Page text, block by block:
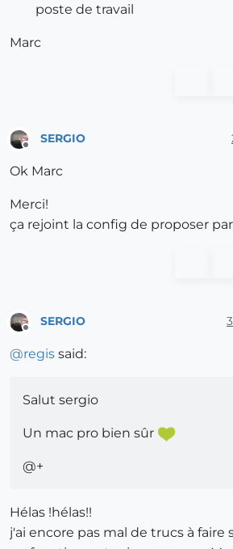
poste de travail
Marc
SERGIO
Ok Marc
Merci!
ça rejoint la config de proposer
Offline
SERGIO
@regis said:
Salut sergio
Un mac pro bien sûr
@+
Hélas !hélas!!
j'ai encore pas mal de trucs à faire